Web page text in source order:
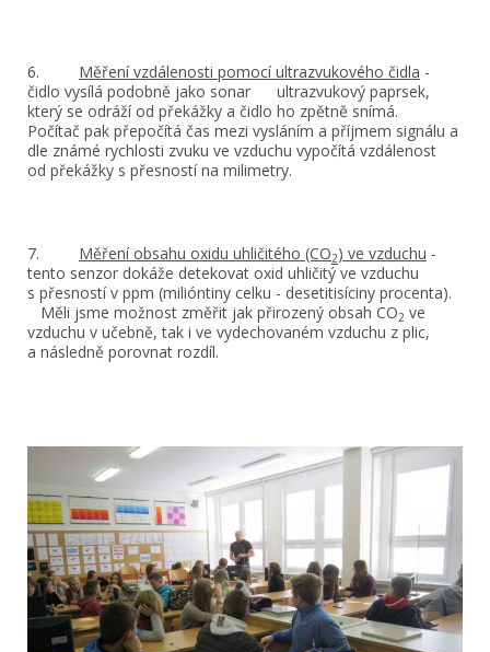
6. Měření vzdálenosti pomocí ultrazvukového čidla -
čidlo vysílá podobně jako sonar ultrazvukový paprsek,
který se odráží od překážky a čidlo ho zpětně snímá.
Počítač pak přepočítá čas mezi vysláním a příjmem signálu a
dle známé rychlosti zvuku ve vzduchu vypočítá vzdálenost
od překážky s přesností na milimetry.
7. Měření obsahu oxidu uhličitého (CO2) ve vzduchu -
tento senzor dokáže detekovat oxid uhličitý ve vzduchu
s přesností v ppm (milióntiny celku - desetitisíciny procenta).
Měli jsme možnost změřit jak přirozený obsah CO2 ve
vzduchu v učebně, tak i ve vydechovaném vzduchu z plic,
a následně porovnat rozdíl.